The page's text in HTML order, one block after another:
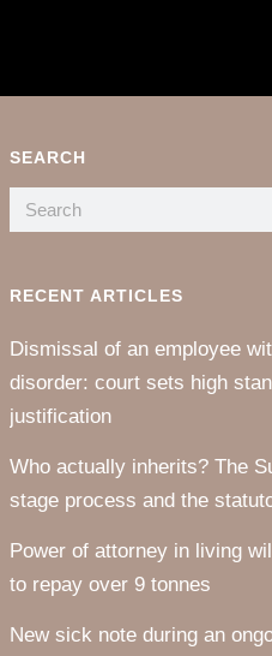
SEARCH
RECENT ARTICLES
Dismissal of an employee
disorder: court sets high
justification
Who actually inherits? The
stage process and the
Power of attorney in living
to repay over 9 tonnes
New sick note during an